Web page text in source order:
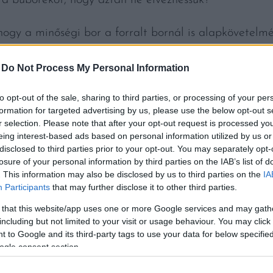
Do Not Process My Personal Information
opt-out of the sale, sharing to third parties, or processing of your
for targeted advertising by us, please use the below opt-out
selection. Please note that after your opt-out request is processed
interest-based ads based on personal information utilized by us
to third parties prior to your opt-out. You may separately
of your personal information by third parties on the IAB’s list of
This information may also be disclosed by us to third parties on the
Participants that may further disclose it to other third parties.
that this website/app uses one or more Google services and may
but not limited to your visit or usage behaviour. You may
to Google and its third-party tags to use your data for below
consent section.
a minőségi bor a forralt bornál is
és a forralásnak hála jelentősen
komplex tételt minden bizonnyal azért
élvezhessük. A forralt borban erre esélyünk sem
említettük, a gyümölcsösség nagyon jól áll a
jut. Ha még ezt is elforralunk, akkor pont az egyik
téli italt.
nem az elöregedett, nagyszoba-szekrény
a fazékba, általában kerüljük a nagyon gyenge